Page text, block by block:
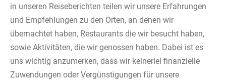
in unseren Reiseberichten teilen wir unsere Erfahrungen
und Empfehlungen zu den Orten, an denen wir
übernachtet haben, Restaurants die wir besucht haben,
sowie Aktivitäten, die wir genossen haben. Dabei ist es
uns wichtig anzumerken, dass wir keinerlei finanzielle
Zuwendungen oder Vergünstigungen für unsere